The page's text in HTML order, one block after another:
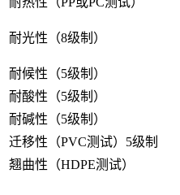
耐光性（8级制）
耐候性（5级制）
耐酸性（5级制）
耐碱性（5级制）
迁移性（PVC测试）5级制
翘曲性（HDPE测试）